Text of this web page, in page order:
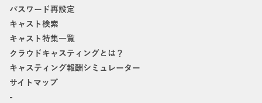
パスワード再設定
キャスト検索
キャスト特集一覧
クラウドキャスティングとは？
キャスティング報酬シミュレーター
サイトマップ
-